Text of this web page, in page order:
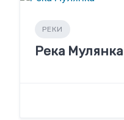
РЕКИ
Река Мулянка